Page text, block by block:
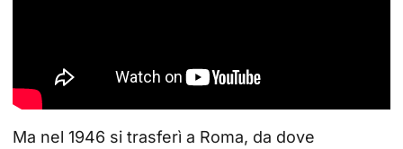
Ma nel 1946 si trasferì a Roma, da dove